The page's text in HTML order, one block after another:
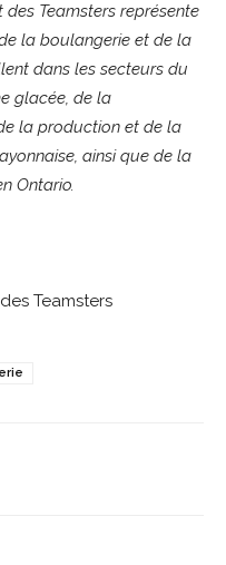
Teamsters représente
la boulangerie et de la
dans les secteurs du
glacée, de la
la production et de la
ainsi que de la
Ontario.
Teamsters